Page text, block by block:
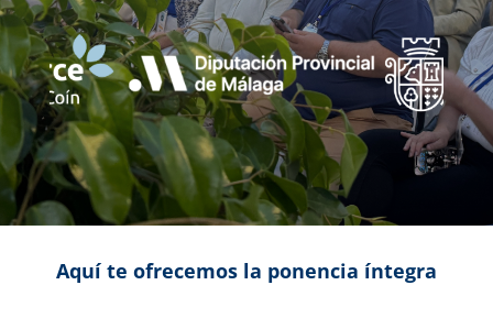
Aquí te ofrecemos la ponencia íntegra